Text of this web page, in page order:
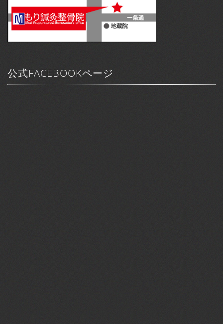
公式FACEBOOKページ